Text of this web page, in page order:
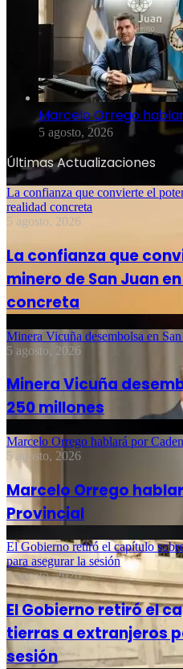
Marcelo Orrego
5 agosto, 2026
Últimas Actualizaciones
La confianza que convierte el
realidad concreta
5 agosto, 2026
La confianza que
minero de San Juan
concreta
Minera Vicuña desembolsa en
5 agosto, 2026
Minera Vicuña
250 millones
Marcelo Orrego hablará por
5 agosto, 2026
Marcelo Orrego
Provincial
El Gobierno retiró el capítulo
para asegurar la sesión
5 agosto, 2026
El Gobierno retiró el
tierras a extranjeros
sesión